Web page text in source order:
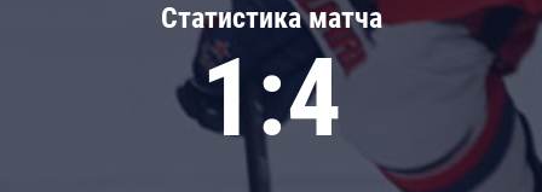
Статистика матча
1:4